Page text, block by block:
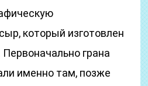
который изготовлен
грана
именно там, позже